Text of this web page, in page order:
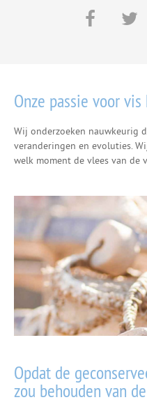
Onze passie voor
Wij onderzoeken nauwkeurig
veranderingen en evoluties.
welk moment de vlees van de
Opdat de
zou behouden van